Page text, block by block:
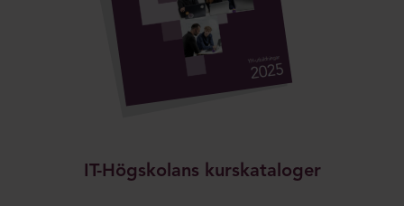
IT-Högskolans kurskataloger